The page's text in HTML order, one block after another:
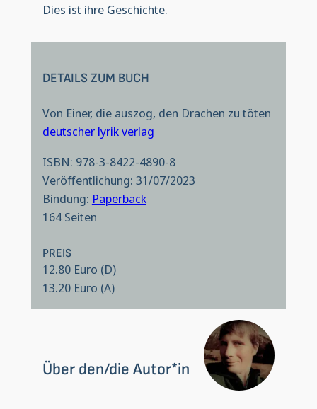
Dies ist ihre Geschichte.
DETAILS ZUM BUCH
Von Einer, die auszog, den Drachen zu töten
deutscher lyrik verlag
ISBN: 978-3-8422-4890-8
Veröffentlichung: 31/07/2023
Bindung: Paperback
164 Seiten
PREIS
12.80 Euro (D)
13.20 Euro (A)
Über den/die Autor*in